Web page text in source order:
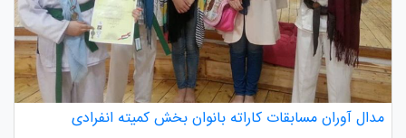
مدال آوران مسابقات کاراته بانوان بخش کمیته انفرادی